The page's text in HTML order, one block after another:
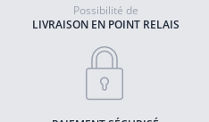
LIVRAISON EN POINT RELAIS
Possibilité de